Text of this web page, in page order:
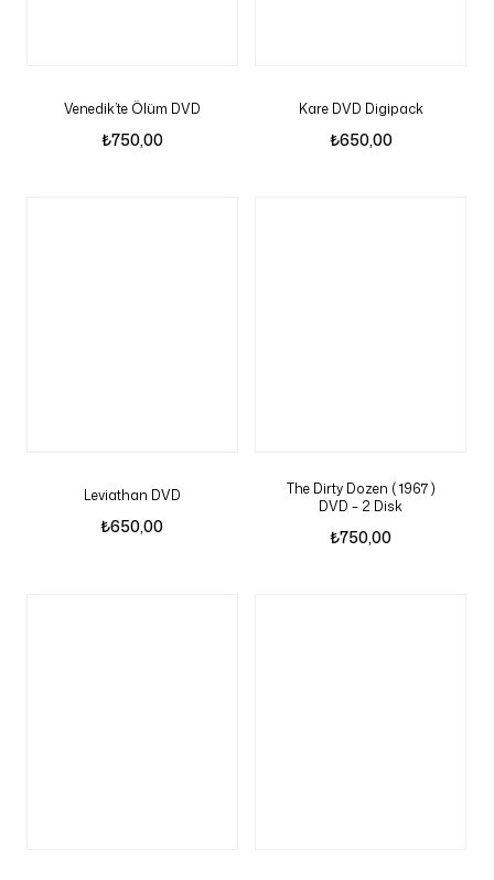
Venedik’te Ölüm DVD
₺750,00
Kare DVD Digipack
₺650,00
Leviathan DVD
₺650,00
The Dirty Dozen ( 1967 )
DVD – 2 Disk
₺750,00